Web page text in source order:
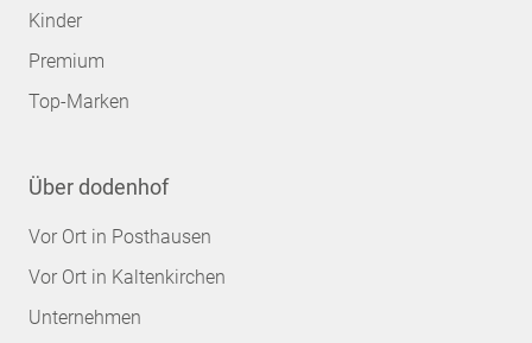
Kinder
Premium
Top-Marken
Über dodenhof
Vor Ort in Posthausen
Vor Ort in Kaltenkirchen
Unternehmen